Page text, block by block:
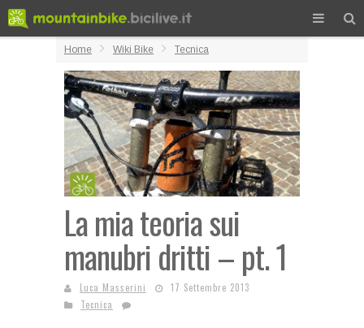
Home Wiki Bike Tecnica
La mia teoria sui
manubri dritti – pt. 1
Luca Masserini
17 Settembre 2013
Tecnica